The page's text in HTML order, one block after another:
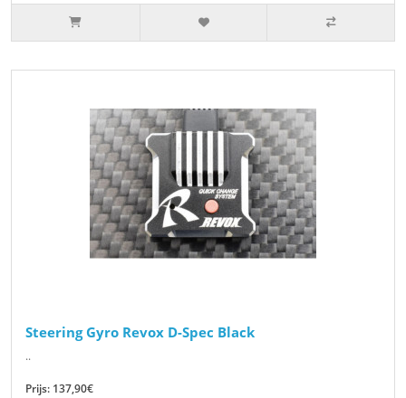
Steering Gyro Revox D-Spec Black
..
Prijs: 137,90€